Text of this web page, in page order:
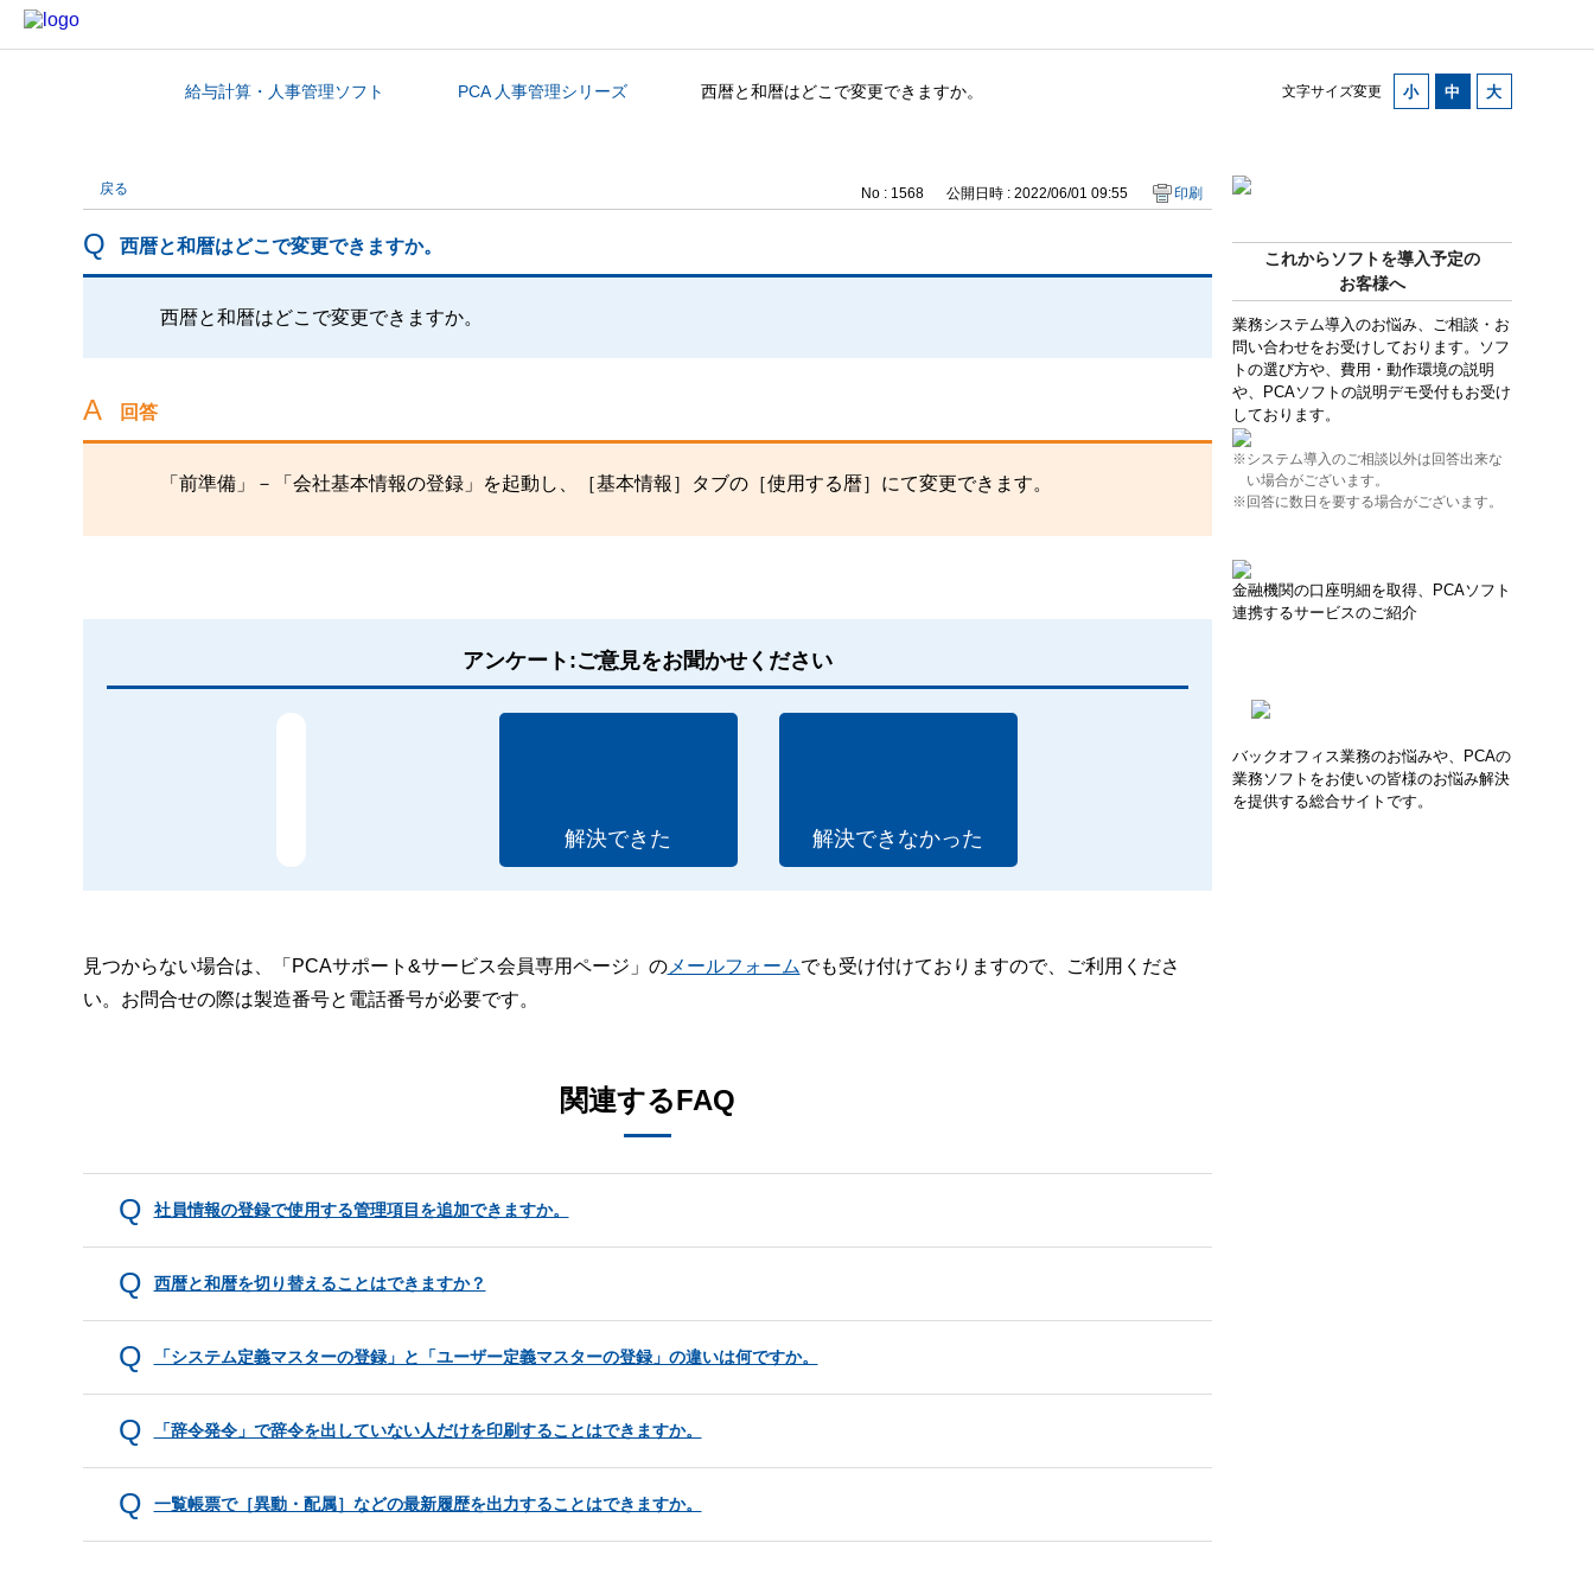
文字サイズ変更
カテゴリから探す給与計算・人事管理ソフト PCA 人事管理シリーズ 西暦と和暦はどこで変更できますか。
これからソフトを導入予定の
お客様へ
業務システム導入のお悩み、ご相談・お
問い合わせをお受けしております。ソフ
トの選び方や、費用・動作環境の説明
や、PCAソフトの説明デモ受付もお受け
しております。
※システム導入のご相談以外は回答出来な
い場合がございます。
※回答に数日を要する場合がございます。
金融機関の口座明細を取得、PCAソフト
連携するサービスのご紹介
バックオフィス業務のお悩みや、PCAの
業務ソフトをお使いの皆様のお悩み解決
を提供する総合サイトです。
戻る No : 1568 公開日時 : 2022/06/01 09:55 印刷
西暦と和暦はどこで変更できますか。
西暦と和暦はどこで変更できますか。
回答
「前準備」－「会社基本情報の登録」を起動し、［基本情報］タブの［使用する暦］にて変更できます。
アンケート:ご意見をお聞かせください
解決できた 解決できなかった
見つからない場合は、「PCAサポート&サービス会員専用ページ」のメールフォームでも受け付けておりますので、ご利用くださ
い。お問合せの際は製造番号と電話番号が必要です。
関連するFAQ
社員情報の登録で使用する管理項目を追加できますか。
西暦と和暦を切り替えることはできますか？
「システム定義マスターの登録」と「ユーザー定義マスターの登録」の違いは何ですか。
「辞令発令」で辞令を出していない人だけを印刷することはできますか。
一覧帳票で［異動・配属］などの最新履歴を出力することはできますか。